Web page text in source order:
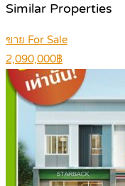
Similar Properties
ขาย For Sale
2,090,000฿